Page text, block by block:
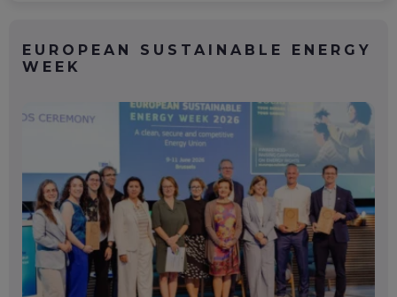
EUROPEAN SUSTAINABLE ENERGY
WEEK